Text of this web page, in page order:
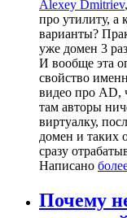
Alexey Dmitriev,
про утилиту, а
варианты?
уже домен 3
И вообще эта
свойство
видео про AD,
там авторы
виртуалку,
домен и таких
сразу
Написано
Почему